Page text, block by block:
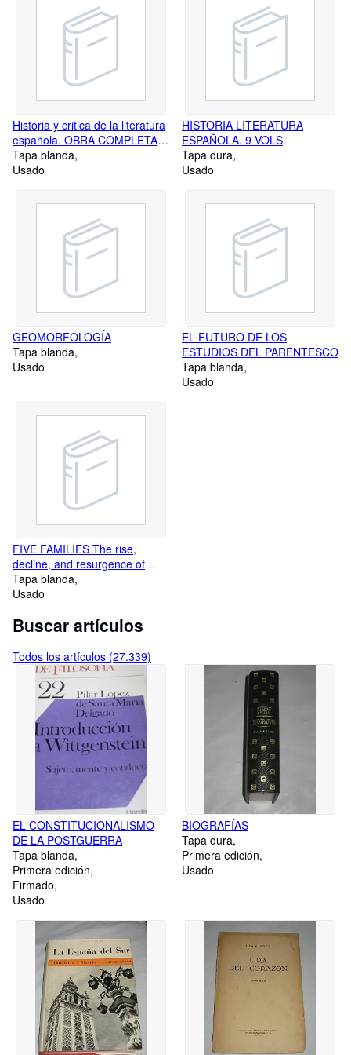
Historia y critica de la literatura
española. OBRA COMPLETA.
Vols. 1-9, Supplementos 1-1 al
9-1
Tapa blanda
Usado
HISTORIA LITERATURA
ESPAÑOLA. 9 VOLS
Tapa dura
Usado
GEOMORFOLOGÍA
Tapa blanda
Usado
EL FUTURO DE LOS
ESTUDIOS DEL PARENTESCO
Tapa blanda
Usado
FIVE FAMILIES The rise,
decline, and resurgence of
AMERICA´S MOST
POWERFUL MAFIA EMPIRES
Tapa blanda
Usado
Buscar artículos
Todos los artículos (27.339)
EL CONSTITUCIONALISMO
DE LA POSTGUERRA
Tapa blanda
Primera edición
Firmado
Usado
BIOGRAFÍAS
Tapa dura
Primera edición
Usado